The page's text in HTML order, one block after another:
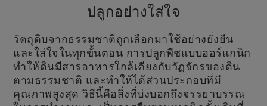
ปลูกอย่างใส่ใจ
วัตถุดิบจากธรรมชาติถูกเลือกมาใช้อย่างยั่งยืน
และใส่ใจในทุกขั้นตอน การปลูกพืชแบบออร์แกนิก
ทำให้ดินมีสารอาหารใกล้เคียงกับวัฏจักรของดิน
ตามธรรมชาติ และทำให้ได้ส่วนประกอบที่มี
คุณภาพสูงสุด วิธีนี้คือสิ่งที่บ่งบอกถึงจรรยาบรรณ